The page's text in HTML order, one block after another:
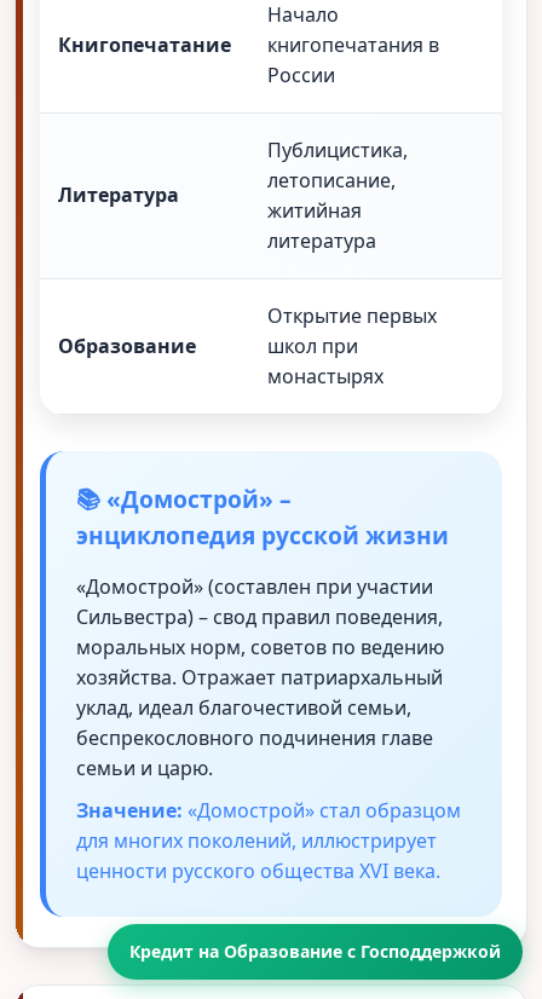
Книгопечатание
Начало
книгопечатания в
России
Литература
Публицистика,
летописание,
житийная
литература
Образование
Открытие первых
школ при
монастырях
📚 «Домострой» –
энциклопедия русской жизни
«Домострой» (составлен при участии
Сильвестра) – свод правил поведения,
моральных норм, советов по ведению
хозяйства. Отражает патриархальный
уклад, идеал благочестивой семьи,
беспрекословного подчинения главе
семьи и царю.
Значение: «Домострой» стал образцом
для многих поколений, иллюстрирует
ценности русского общества XVI века.
Кредит на Образование с Господдержкой